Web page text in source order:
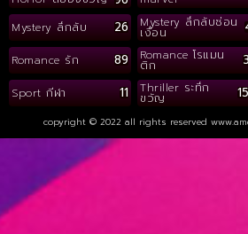
Mystery ลึกลับ 26 Mystery ลึกลับซ่อน
เงื่อน
Romance รัก 89 Romance โรแมน
ติก
Sport กีฬา 11 Thriller ระทึก
ขวัญ
copyright © 2022 all rights reserved